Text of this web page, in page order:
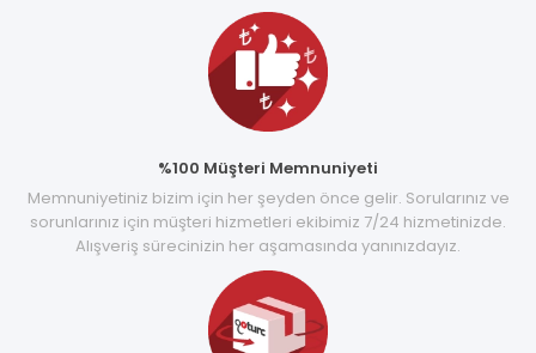
%100 Müşteri Memnuniyeti
Memnuniyetiniz bizim için her şeyden önce gelir. Sorularınız ve
sorunlarınız için müşteri hizmetleri ekibimiz 7/24 hizmetinizde.
Alışveriş sürecinizin her aşamasında yanınızdayız.